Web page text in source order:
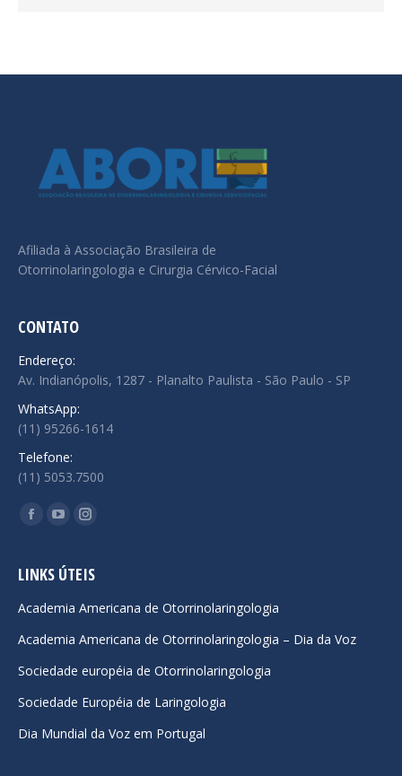
Afiliada à Associação Brasileira de
Otorrinolaringologia e Cirurgia Cérvico-Facial
CONTATO
Endereço:
Av. Indianópolis, 1287 - Planalto Paulista - São Paulo - SP
WhatsApp:
(11) 95266-1614
Telefone:
(11) 5053.7500
Encontre-nos em:
Facebook
opens
new
window
YouTube
opens
new
window
Instagram
opens
new
window
LINKS ÚTEIS
Academia Americana de Otorrinolaringologia
Academia Americana de Otorrinolaringologia – Dia da Voz
Sociedade européia de Otorrinolaringologia
Sociedade Européia de Laringologia
Dia Mundial da Voz em Portugal